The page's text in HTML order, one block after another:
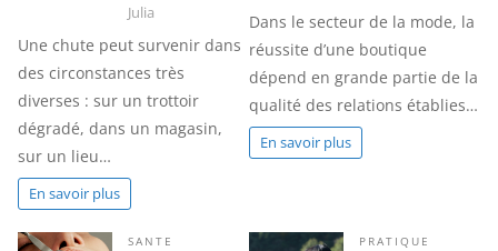
Julia
Une chute peut survenir dans
des circonstances très
diverses : sur un trottoir
dégradé, dans un magasin,
sur un lieu…
En savoir plus
Dans le secteur de la mode, la
réussite d’une boutique
dépend en grande partie de la
qualité des relations établies…
En savoir plus
SANTE PRATIQUE